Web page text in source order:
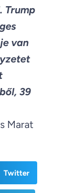
Trump
van
39
Marat
Twitter